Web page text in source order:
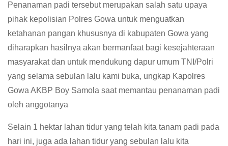
Penanaman padi tersebut merupakan salah satu upaya
pihak kepolisian Polres Gowa untuk menguatkan
ketahanan pangan khususnya di kabupaten Gowa yang
diharapkan hasilnya akan bermanfaat bagi kesejahteraan
masyarakat dan untuk mendukung dapur umum TNI/Polri
yang selama sebulan lalu kami buka, ungkap Kapolres
Gowa AKBP Boy Samola saat memantau penanaman padi
oleh anggotanya
Selain 1 hektar lahan tidur yang telah kita tanam padi pada
hari ini, juga ada lahan tidur yang sebulan lalu kita